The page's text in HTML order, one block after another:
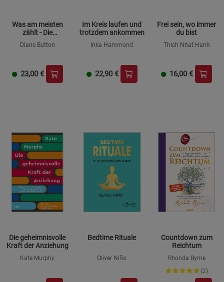
Was am meisten
zählt - Die
guten Lebens
Diane Button
23,00 €
Im Kreis laufen und
trotzdem ankommen
Inka Hammond
22,90 €
Frei sein, wo immer
du bist
Thich Nhat Hanh
16,00 €
Die geheimnisvolle
Kraft der Anziehung
Kate Murphy
Bedtime Rituale
Oliver Niño
Countdown zum
Reichtum
Rhonda Byrne
(2)